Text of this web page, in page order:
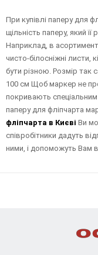
При купівлі паперу для
щільність паперу, який її
Наприклад, в
чисто-білосніжні листи,
бути різною. Розмір
100 см Щоб маркер не
покривають
паперу для фліпчарта
фліпчарта в Києві Ви
співробітники дадуть
ними, і допоможуть Вам